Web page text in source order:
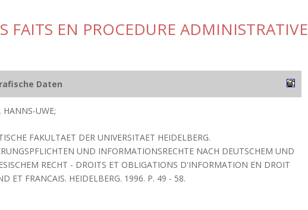
FAITS EN PROCEDURE ADMINISTRATIVE
Daten
HANNS-UWE;
FAKULTAET DER UNIVERSITAET HEIDELBERG.
UND INFORMATIONSRECHTE NACH DEUTSCHEM UND
RECHT - DROITS ET OBLIGATIONS D'INFORMATION EN DROIT
ET FRANCAIS. HEIDELBERG. 1996. P. 49 - 58.